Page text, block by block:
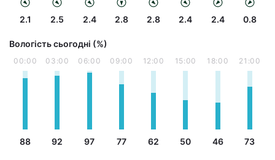
2.1 2.5 2.4 2.8 2.8 2.4 2.4 0.8
Вологість сьогодні (%)
00:00
88
03:00
92
06:00
97
09:00
77
12:00
62
15:00
50
18:00
46
21:00
73